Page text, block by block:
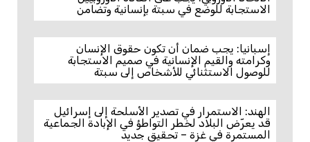
الاستجابة للوضع في سبتة بإنسانية وتضامن
إسبانيا: يجب ضمان أن تكون حقوق الإنسان
وكرامته والقيم الإنسانية في صميم الاستجابة
للوصول الاستثنائي للأشخاص إلى سبتة
الهند: الاستمرار في تصدير الأسلحة إلى إسرائيل
قد يعرّض البلاد لخطر التواطؤ في الإبادة الجماعية
المستمرة في غزة – تحقيق جديد